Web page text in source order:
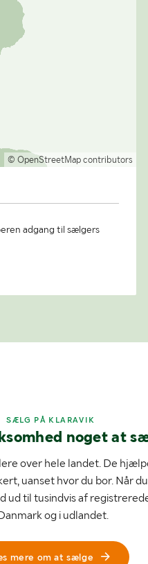
© OpenStreetMap contributors
adgang til sælgers
SÆLG PÅ KLARAVIK
noget at
over hele landet. De
uanset hvor du bor. Når
ud til tusindvis af
og i udlandet.
mere om at sælge